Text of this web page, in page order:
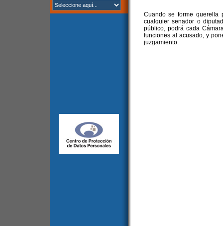
Cuando se forme querella
cualquier senador o
público, podrá cada
funciones al acusado, y
juzgamiento.